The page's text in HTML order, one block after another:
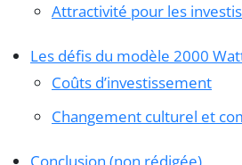
Attractivité pour les
Les défis du modèle 2000
Coûts d’investissement
Changement culturel et